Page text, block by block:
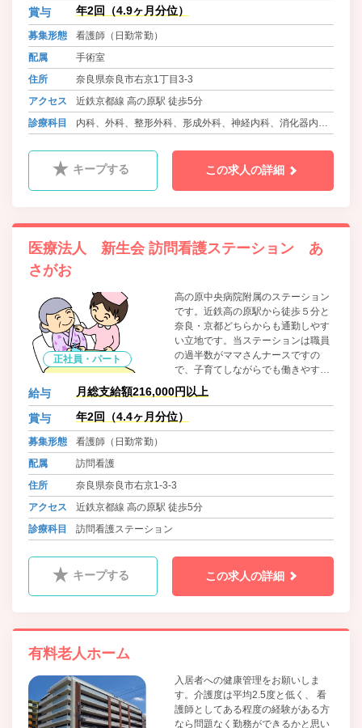
しています。
賞与 年2回（4.9ヶ月分位）
募集形態
看護師（日勤常勤）
配属
手術室
住所
奈良県奈良市右京1丁目3-3
アクセス
近鉄京都線 高の原駅 徒歩5分
診療科目
内科、外科、整形外科、形成外科、神経内科、消化器内
鼻咽喉科、産婦人科、ﾘﾊﾋﾞﾘﾃｰｼｮﾝ科、脳神経内科、麻酔
キープする この求人の詳細
医療法人 新生会 訪問看護ステーション あ
さがお
正社員・パート
高の原中央病院附属のステーション
です。近鉄高の原駅から徒歩５分と
奈良・京都どちらからも通勤しやす
い立地です。当ステーションは職員
の過半数がママさんナースですの
で、子育てしながらでも働きやすさ
があります。
給与 月総支給額216,000円以上
賞与 年2回（4.4ヶ月分位）
募集形態
看護師（日勤常勤）
配属
訪問看護
住所
奈良県奈良市右京1-3-3
アクセス
近鉄京都線 高の原駅 徒歩5分
診療科目
訪問看護ステーション
キープする この求人の詳細
有料老人ホーム
入居者への健康管理をお願いしま
す。介護度は平均2.5度と低く、 看
護師としてある程度の経験がある方
なら問題なく勤務ができるかと思い